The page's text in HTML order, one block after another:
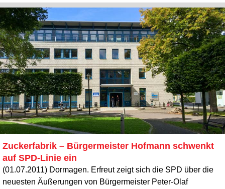
Zuckerfabrik – Bürgermeister Hofmann schwenkt
auf SPD-Linie ein
(01.07.2011) Dormagen. Erfreut zeigt sich die SPD über die
neuesten Äußerungen von Bürgermeister Peter-Olaf